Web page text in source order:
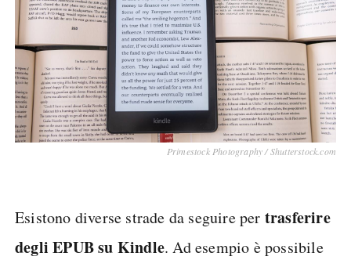
Primestock Photography / Shutterstock.com
Esistono diverse strade da seguire per trasferire
degli EPUB su Kindle. Ad esempio è possibile